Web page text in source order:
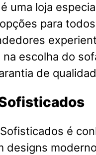
uma loja
para
escolha do
de
é
designs